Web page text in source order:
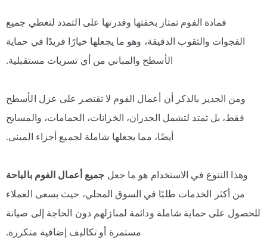
فمادة الفوم تمتاز بخفتها وقدرتها على التمدد لتغطي جميع
الفجوات والثقوب الدقيقة، وهو ما يجعلها خيارًا فريدًا في حماية
الأسطح والمباني من أي تسربات مستقبلية.
ومن الجدير بالذكر أن أعمال الفوم لا تقتصر على عزل الأسطح
فقط، بل تمتد لتشمل الجدران، الخزانات، الحمامات، والمسابح
أيضًا، مما يجعلها شاملة لجميع أجزاء المبنى.
وهذا التنوع في الاستخدام هو ما جعل جميع أعمال الفوم بالباحة
من أكثر الخدمات طلبًا في السوق المحلي، حيث يسعى العملاء
للحصول على حماية شاملة ودائمة لمنازلهم دون الحاجة إلى صيانة
مستمرة أو تكاليف إضافية متكررة.